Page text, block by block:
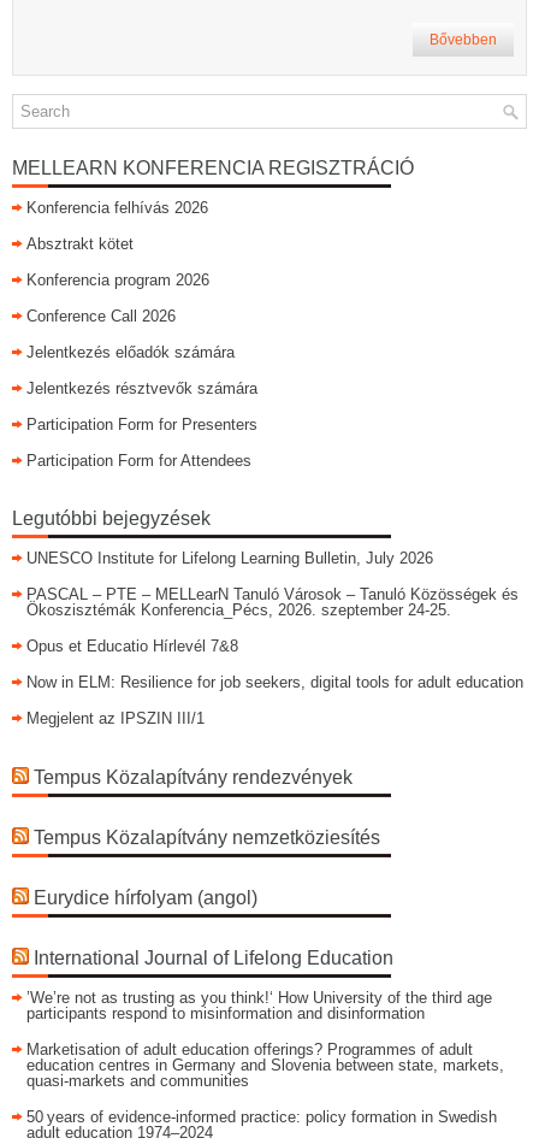
Bővebben
MELLEARN KONFERENCIA REGISZTRÁCIÓ
Konferencia felhívás 2026
Absztrakt kötet
Konferencia program 2026
Conference Call 2026
Jelentkezés előadók számára
Jelentkezés résztvevők számára
Participation Form for Presenters
Participation Form for Attendees
Legutóbbi bejegyzések
UNESCO Institute for Lifelong Learning Bulletin, July 2026
PASCAL – PTE – MELLearN Tanuló Városok – Tanuló Közösségek és
Ökoszisztémák Konferencia_Pécs, 2026. szeptember 24-25.
Opus et Educatio Hírlevél 7&8
Now in ELM: Resilience for job seekers, digital tools for adult education
Megjelent az IPSZIN III/1
Tempus Közalapítvány rendezvények
Tempus Közalapítvány nemzetköziesítés
Eurydice hírfolyam (angol)
International Journal of Lifelong Education
’We’re not as trusting as you think!‘ How University of the third age
participants respond to misinformation and disinformation
Marketisation of adult education offerings? Programmes of adult
education centres in Germany and Slovenia between state, markets,
quasi-markets and communities
50 years of evidence‑informed practice: policy formation in Swedish
adult education 1974–2024